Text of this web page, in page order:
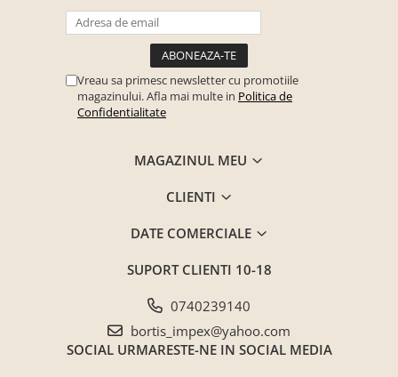
Camera copiilor
Birouri camera copilului
Paturi pentru copii
COVOARE PUFOASE(SHAGGY)FIR
Banci gradina si terasa
Scaune de gradina
Vreau sa primesc newsletter cu promotiile
magazinului. Afla mai multe in Politica de
Confidentialitate
MAGAZINUL MEU
CLIENTI
DATE COMERCIALE
SUPORT CLIENTI 10-18
0740239140
bortis_impex@yahoo.com
SOCIAL URMARESTE-NE IN SOCIAL MEDIA